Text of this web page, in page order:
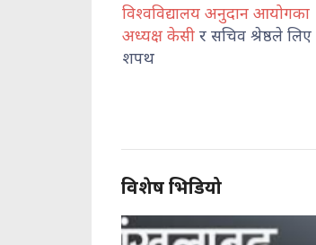
राजसंस्था हटेदेखि नेपाललाई दशा
लाग्यो, फागुन २१ को चुनाव
नेपालीका लागि पासो : दुर्गा प्रसाई
विशेष भिडियो